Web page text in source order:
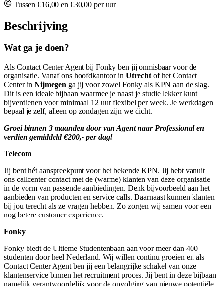
Tussen €16,00 en €30,00 per uur
Beschrijving
Wat ga je doen?
Als Contact Center Agent bij Fonky ben jij onmisbaar voor de
organisatie. Vanaf ons hoofdkantoor in Utrecht of het Contact
Center in Nijmegen ga jij voor zowel Fonky als KPN aan de slag.
Dit is een ideale bijbaan waarmee je naast je studie lekker kunt
bijverdienen voor minimaal 12 uur flexibel per week. Je werkdagen
bepaal je zelf, alleen op zondagen zijn we dicht.
Groei binnen 3 maanden door van Agent naar Professional en
verdien gemiddeld €200,- per dag!
Telecom
Jij bent hét aanspreekpunt voor het bekende KPN. Jij hebt vanuit
ons callcenter contact met de (warme) klanten van deze organisatie
in de vorm van passende aanbiedingen. Denk bijvoorbeeld aan het
aanbieden van producten en service calls. Daarnaast kunnen klanten
bij jou terecht als ze vragen hebben. Zo zorgen wij samen voor een
nog betere customer experience.
Fonky
Fonky biedt de Ultieme Studentenbaan aan voor meer dan 400
studenten door heel Nederland. Wij willen continu groeien en als
Contact Center Agent ben jij een belangrijke schakel van onze
klantenservice binnen het recruitment proces. Jij bent in deze bijbaan
namelijk verantwoordelijk voor de opvolging van nieuwe potentiële